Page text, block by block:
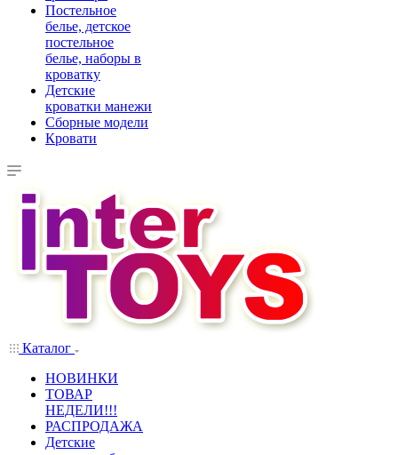
Постельное
белье, детское
постельное
белье, наборы в
кроватку
Детские
кроватки манежи
Сборные модели
Кровати
Каталог
НОВИНКИ
ТОВАР
НЕДЕЛИ!!!
РАСПРОДАЖА
Детские